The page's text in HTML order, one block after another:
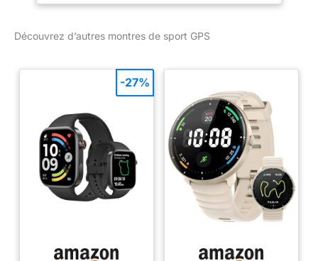
rapide et performant.
efficaces pour plus de
nombreuses fonctions
pour suivre, analyser et
améliorer votre
entraînement et vos
performances dans
n'importe quel sport
(musculation, cyclisme,
natation, fitness,
randonnée). Batterie
longue durée et GPS
précis: le nouveau
Découvrez d’autres montres de sport GPS
-27%